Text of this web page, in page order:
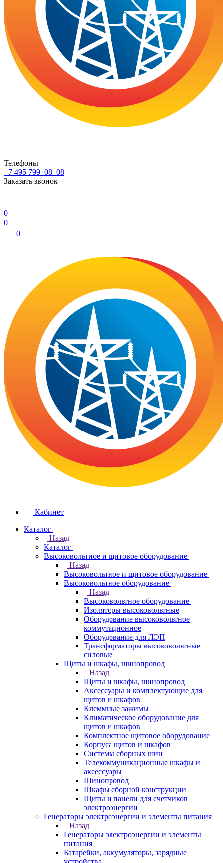
Телефоны
+7 495 799–08–08
Заказать звонок
0
0
0
Кабинет
Каталог
Назад
Каталог
Высоковольтное и щитовое оборудование
Назад
Высоковольтное и щитовое оборудование
Высоковольтное оборудование
Назад
Высоковольтное оборудование
Изоляторы высоковольтные
Оборудование высоковольтное
коммутационное
Оборудование для ЛЭП
Трансформаторы высоковольтные
силовые
Щиты и шкафы, шинопровод
Назад
Щиты и шкафы, шинопровод
Аксессуары и комплектующие для
щитов и шкафов
Клеммные зажимы
Климатическое оборудование для
щитов и шкафов
Комплектное щитовое оборудование
Корпуса щитов и шкафов
Системы сборных шин
Телекоммуникационные шкафы и
аксессуары
Шинопровод
Шкафы сборной конструкции
Щиты и панели для счетчиков
электроэнергии
Генераторы электроэнергии и элементы питания
Назад
Генераторы электроэнергии и элементы
питания
Батарейки, аккумуляторы, зарядные
устройства